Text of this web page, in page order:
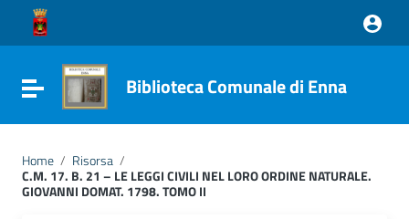
Vai ai contenuti
Vai al menu di navigazione
Vai al footer
Attiva / disattiva la navigazione
Biblioteca Comunale di Enna
Home / Risorsa /
C.M. 17. B. 21 – LE LEGGI CIVILI NEL LORO ORDINE NATURALE.
GIOVANNI DOMAT. 1798. TOMO II